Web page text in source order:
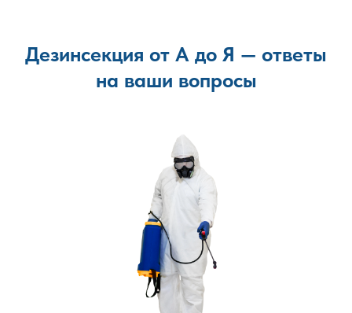
Дезинсекция от А до Я — ответы
на ваши вопросы